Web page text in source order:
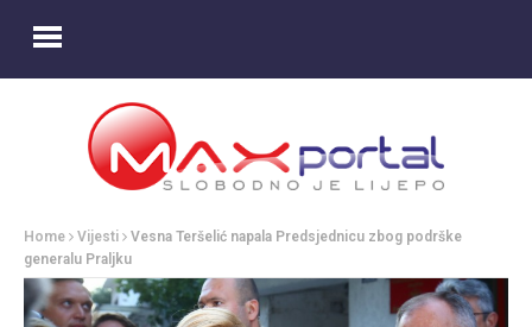
Home Vijesti
Vesna Teršelić napala Predsjednicu zbog podrške
generalu Praljku